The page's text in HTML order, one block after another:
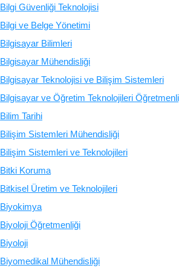
Bilgi Güvenliği Teknolojisi
Bilgi ve Belge Yönetimi
Bilgisayar Bilimleri
Bilgisayar Mühendisliği
Bilgisayar Teknolojisi ve Bilişim Sistemleri
Bilgisayar ve Öğretim Teknolojileri
Bilim Tarihi
Bilişim Sistemleri Mühendisliği
Bilişim Sistemleri ve Teknolojileri
Bitki Koruma
Bitkisel Üretim ve Teknolojileri
Biyokimya
Biyoloji Öğretmenliği
Biyoloji
Biyomedikal Mühendisliği